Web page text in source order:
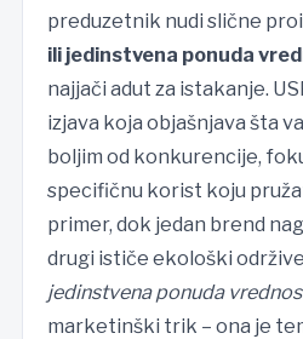
preduzetnik nudi slične
ili jedinstvena ponuda
najjači adut za istakanje.
izjava koja objašnjava šta
boljim od konkurencije,
specifičnu korist koju
primer, dok jedan brend
drugi ističe ekološki
jedinstvena ponuda
marketinški trik – ona je